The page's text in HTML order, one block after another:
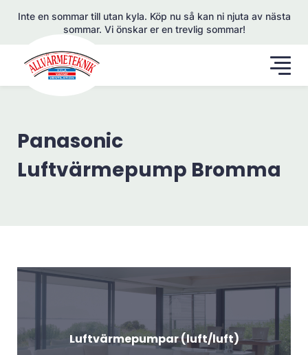
Inte en sommar till utan kyla. Köp nu så kan ni njuta av nästa
sommar. Vi önskar er en trevlig sommar!
Panasonic
Luftvärmepump Bromma
Luftvärmepumpar (luft/luft)